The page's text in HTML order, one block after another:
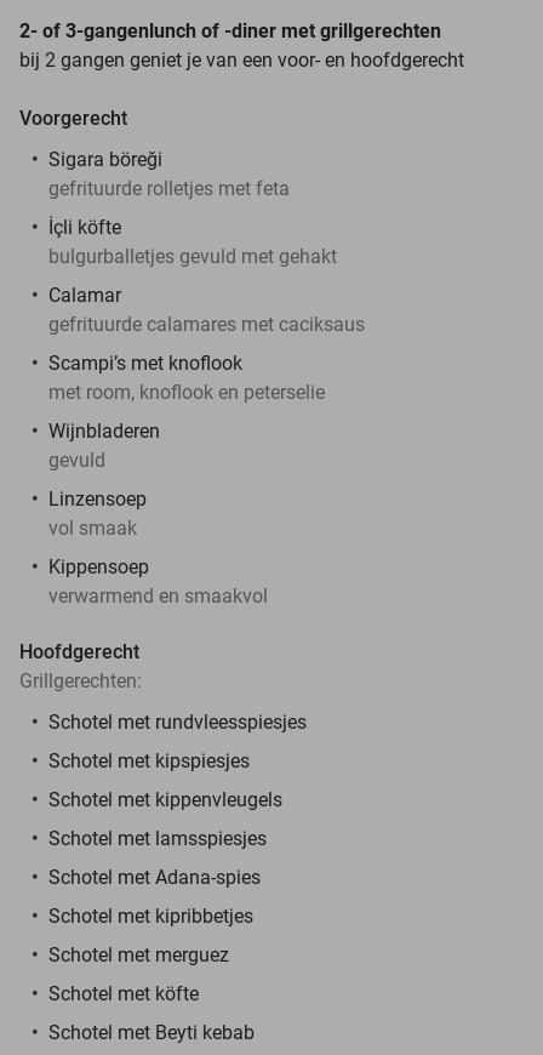
2- of 3-gangenlunch of -diner met grillgerechten
bij 2 gangen geniet je van een voor- en hoofdgerecht
Voorgerecht
Sigara böreği
gefrituurde rolletjes met feta
İçli köfte
bulgurballetjes gevuld met gehakt
Calamar
gefrituurde calamares met caciksaus
Scampi’s met knoflook
met room, knoflook en peterselie
Wijnbladeren
gevuld
Linzensoep
vol smaak
Kippensoep
verwarmend en smaakvol
Hoofdgerecht
Grillgerechten:
Schotel met rundvleesspiesjes
Schotel met kipspiesjes
Schotel met kippenvleugels
Schotel met lamsspiesjes
Schotel met Adana-spies
Schotel met kipribbetjes
Schotel met merguez
Schotel met köfte
Schotel met Beyti kebab